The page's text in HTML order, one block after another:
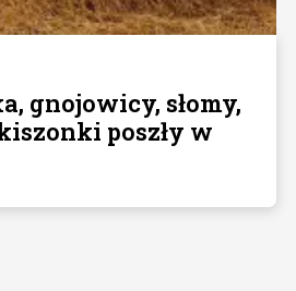
gnojowicy, słomy,
poszły w